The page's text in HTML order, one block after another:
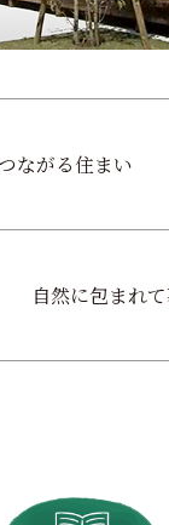
ながる住まい
自然に包まれ